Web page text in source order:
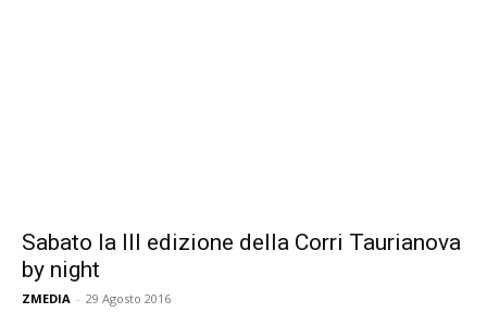
Sabato la III edizione della Corri Taurianova
by night
ZMEDIA - 29 Agosto 2016